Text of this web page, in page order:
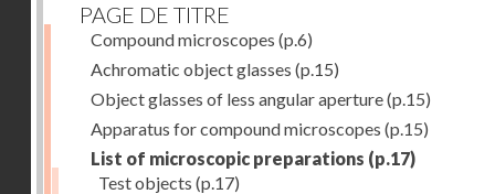
PAGE DE TITRE
Compound microscopes (p.6)
Achromatic object glasses (p.15)
Object glasses of less angular aperture(p.15)
Apparatus for compound microscopes (p.15)
List of microscopic preparations (p.17)
Test objects (p.17)